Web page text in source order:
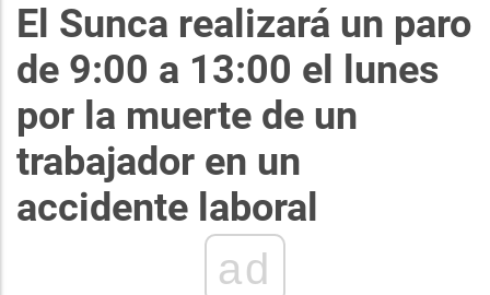
El Sunca realizará un paro
de 9:00 a 13:00 el lunes
por la muerte de un
trabajador en un
accidente laboral
ad